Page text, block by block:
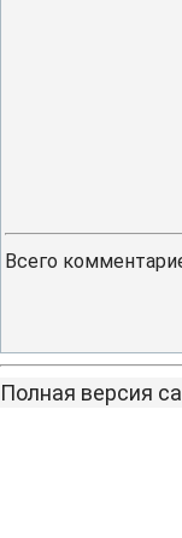
Всего
Полная версия